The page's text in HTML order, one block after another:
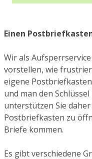
Einen
Wir als
vorstellen, wie
eigene
und man den
unterstützen Sie
Postbriefkasten zu
Briefe kommen.
Es gibt verschiedene